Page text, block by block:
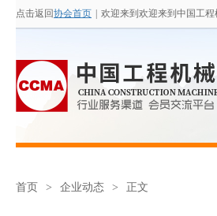
点击返回协会首页 欢迎来到欢迎来到中国工
首页 > 企业动态 > 正文